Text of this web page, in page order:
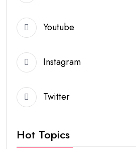
Youtube
Instagram
Twitter
Hot Topics